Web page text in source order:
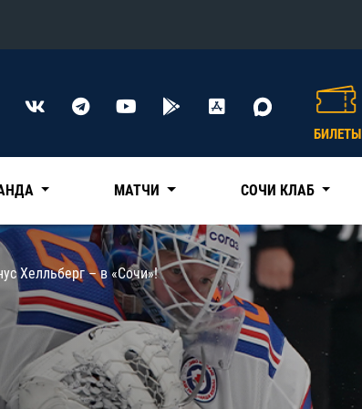
Конференция «Восток»
Нефтехимик
Трактор
Дивизион Чернышева
Авангард
Адмирал
КХЛ
БИЛЕТЫ
МАТЧИ СОЧИ КЛАБ
Хелльберг – в «Сочи»!